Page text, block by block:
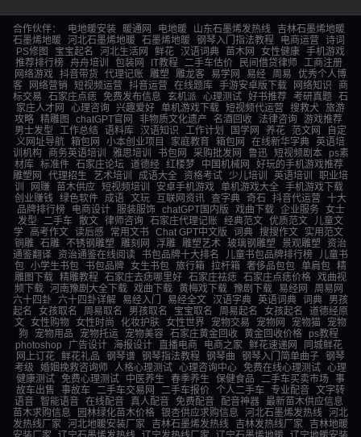
合作伙伴： 电地暖安装 暖通网 电地暖 山东石墨烯发热线
吉林石墨烯地暖
石墨烯地暖
河北石墨烯地暖 石墨烯地暖 钢琴入门指法教程 电商运营
诗词
PS修图
宝宝起名 河北生活网 鲜花 汉语词典 苗木网 女性健康 手机游戏
推荐排行榜
舟舟培训 包装网 IT教程 二手车估价 民间借贷律师
工商注册
网络游戏 抖音带货 代理记账 雕塑 雕龙客 易学网 易经 周易
优秀个人博
客
网络营销 短视频运营 抖音运营 在线题库 手游安卓版下载 网络知识
商
标交易
石家庄点痣 免费发布信息 玄机派 心理测试 好书推荐 考研真题 石
家庄人才网
心理咨询 兴趣爱好 单机游戏下载 短视频代运营 搜救犬 旅游
攻略 精雕图 chatGPT官网 非物质文化遗产 名酒回收 法律咨询 游戏推荐
男士发型
工作总结 语料库 汉语知识 工作计划 国学网 养花 范文网
自定
义网址导航 箱包网 小本创业项目 家庭教育 箱包网 在线新华字典 英语培
训机构
商务英语培训 雅思培训 书包网 采购批发网 鲁迅 短视频剧本
ps素
材库
标准件 石家庄论坛 道德经 红楼梦 中国机械网
好玩的手机游戏推荐
雕塑网
代理招生 艺术培训 成语大全 资格考试 少儿培训 英语培训
职业培
训
网赚 苗木供应 短视频培训 安卓手机游戏 单机游戏大全
手机游戏下载
创业赚钱
绿色软件 成语 文玩 互联网资讯 查字典 奇石 抖音代运营 十大
品牌排行榜
电商设计 服装服饰 chatGPT国内版 戏曲下载 企业服务
女士
发型
二手车 散文 律师咨询 石家庄代理记账 经典范文 优质范文
儿童文
学 高考作文 读后感 常用文书 Chat GPT中文版 词典 搜搜作文
实用范文
铜雕 石雕 不锈钢雕塑 雕刻网 浮雕 雕塑艺术 玻璃钢雕塑 景观雕塑
资治
通鉴翻译
资治通鉴在线阅读 书包品牌十大排名 儿童书包品牌排行榜
儿童书
包 小学生书包 书包品牌 女生书包 旅行箱 拉杆箱 奢侈品包包 单肩包 精
雕图下载 精雕教程 石家庄去痣哪里好 石家庄祛痣 石家庄点痣价格 戏曲视
频下载
河南豫剧大全下载 戏曲下载 黄梅戏下载 豫剧下载 易经网
周易网
六十四卦
六十四卦详解 易经入门 易经全文 汉语字典 英语词典 词典
男孩
起名
女孩取名 周易取名 男孩取名 宝宝取名 周易起名 女孩起名
道德经原
文 女性购物 女性时尚 化妆护肤 女性世界 宠物交易 宠物网 宠物猫
宠物
狗
宠物用品 宠物托运 宠物美容 石家庄黄金回收 黄金回收价格
ps教程
photoshop
广告设计 海报设计 直播电商 电商之家 鲜花速递网
同城鲜花
网上订花 鲜花礼品 钢琴谱 钢琴指法教程 钢琴曲 钢琴入门简单曲子 钢琴
考级
婚姻挽救咨询师 人格心理测试 心理咨询中心 免费在线心理测试 心理
健康测试
免费心理测试 中医养生 春季养生 保健食品 二手车买卖市场
事
故车出售
事故车 二手车交易网 二手车报价 个人二手车 专业配音 文字转
语音
智能语音 在线配音 真人配音 免费配音 配音神器
最新苗木供应信息
苗木求购信息
园林绿化苗木价格 银杏供应求购信息 河北石墨烯发热线
河北
发热线厂家
河北地暖安装厂家 吉林石墨烯发热线 吉林发热线厂家
吉林地暖